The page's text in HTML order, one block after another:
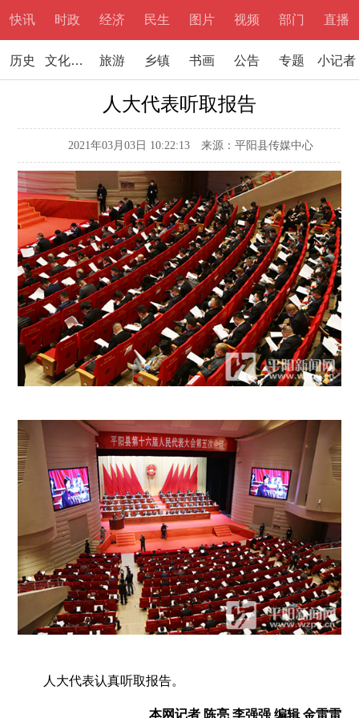
快讯 时政 经济 民生 图片 视频 部门 直播
历史 文化文学 旅游 乡镇 书画 公告 专题 小记者
人大代表听取报告
2021年03月03日 10:22:13 来源：平阳县传媒中心
人大代表认真听取报告。
本网记者 陈亮 李强强 编辑 金雷雷